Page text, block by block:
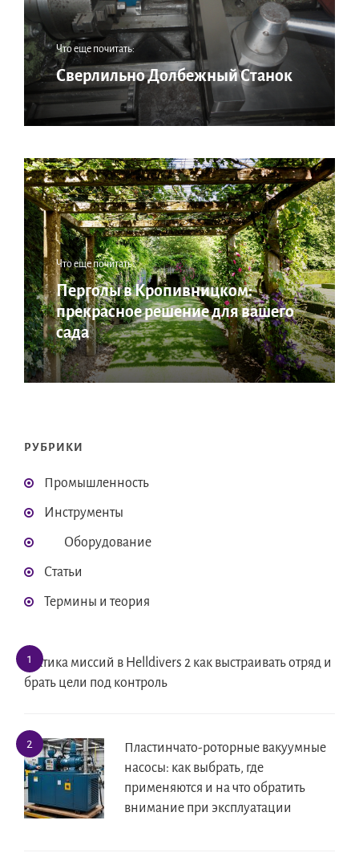
Что еще почитать:
Сверлильно Долбежный Станок
Что еще почитать:
Перголы в Кропивницком:
прекрасное решение для вашего
сада
РУБРИКИ
Промышленность
Инструменты
Оборудование
Статьи
Термины и теория
Тактика миссий в Helldivers 2 как выстраивать отряд и
брать цели под контроль
Пластинчато-роторные вакуумные
насосы: как выбрать, где
применяются и на что обратить
внимание при эксплуатации